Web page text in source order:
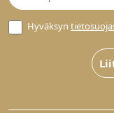
Hyväksyn